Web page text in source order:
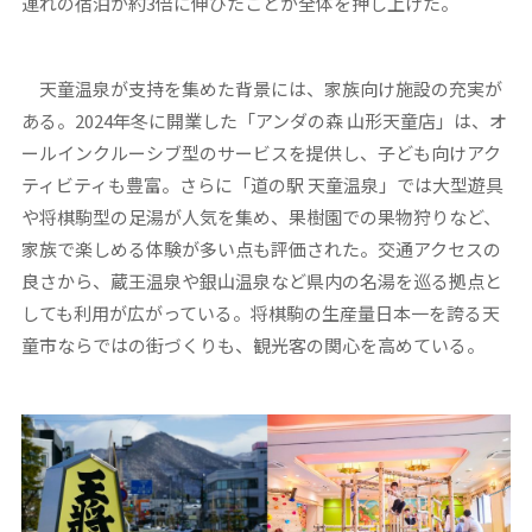
天童温泉が支持を集めた背景には、家族向け施設の充実が
ある。2024年冬に開業した「アンダの森 山形天童店」は、オ
ールインクルーシブ型のサービスを提供し、子ども向けアク
ティビティも豊富。さらに「道の駅 天童温泉」では大型遊具
や将棋駒型の足湯が人気を集め、果樹園での果物狩りなど、
家族で楽しめる体験が多い点も評価された。交通アクセスの
良さから、蔵王温泉や銀山温泉など県内の名湯を巡る拠点と
しても利用が広がっている。将棋駒の生産量日本一を誇る天
童市ならではの街づくりも、観光客の関心を高めている。